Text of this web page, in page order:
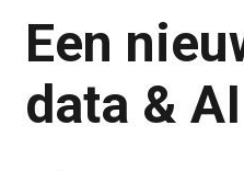
Klantcontact & CX
›
Een
data &